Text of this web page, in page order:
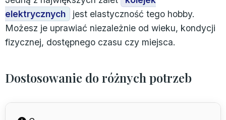
elektrycznych
jest elastyczność tego hobby.
Możesz je uprawiać niezależnie od wieku, kondycji
fizycznej, dostępnego czasu czy miejsca.
Dostosowanie do różnych potrzeb